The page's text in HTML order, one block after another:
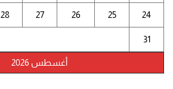
أغسطس 2026
24
25
26
27
28
31